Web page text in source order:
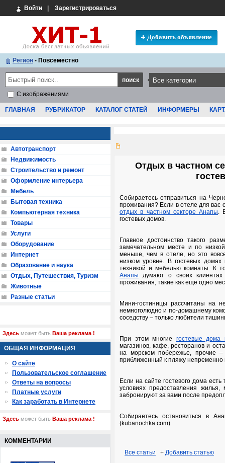
Войти Зарегистрироваться
Добавить объявление
Регион - Повсеместно
С изображениями
ГЛАВНАЯ РУБРИКАТОР КАТАЛОГ СТАТЕЙ ИНФОРМЕРЫ
Отдых в частном
Собираетесь отправиться на
проживания? Если в отеле для вас
отдых в частном секторе Анапы.
гостевых домов.
Главное достоинство такого
замечательном месте и по
меньше, чем в отеле, но это
низком уровне. В гостевых
техникой и мебелью комнаты. К
Анапы думают о своих клиентах
проживания, такие как еще одно
Мини-гостиницы рассчитаны на
немноголюдно и по-домашнему
соседству – только любители
При этом многие гостевые дома
магазинов, кафе, ресторанов и
на морском побережье, прочие
приближенный к пляжу непременно
Если на сайте гостевого дома
условиях предоставления
забронируют за вами после
Собираетесь остановиться в
(kubanochka.com).
Все статьи + Добавить статью
Автотранспорт
Недвижимость
Строительство и ремонт
Оформление интерьера
Мебель
Бытовая техника
Компьютерная техника
Товары
Услуги
Оборудование
Интернет
Образование и наука
Отдых, Путешествия, Туризм
Животные
Разные статьи
Здесь может быть Ваша реклама !
ОБЩАЯ ИНФОРМАЦИЯ
О сайте
Пользовательское соглашение
Ответы на вопросы
Платные услуги
Как заработать в Интернете
Здесь может быть Ваша реклама !
КОММЕНТАРИИ